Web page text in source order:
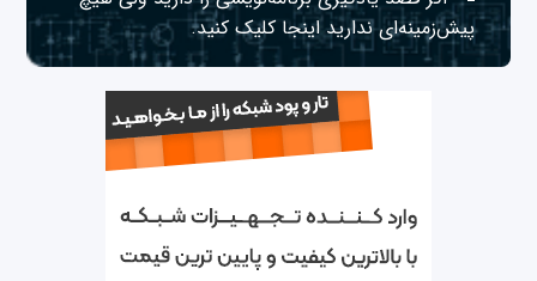
پیش‌زمینه‌ای نداریداینجا کلیک کنید.